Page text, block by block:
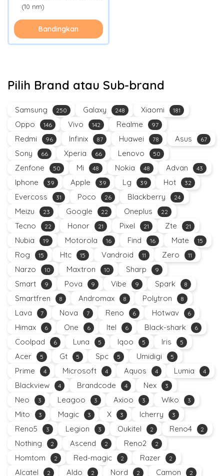
(10 nm)
Bandingkan
Pilih Brand atau Sub-brand
Samsung 250 Galaxy 248 Xiaomi 181
Oppo 146 Vivo 142 Realme 97
Redmi 96 Infinix 87 Huawei 78 Asus 67
Sony 66 Xperia 66 Lenovo 50
Zenfone 50 Mi 48 Nokia 48 Advan 43
Iphone 39 Apple 39 Lg 39 Hot 32
Evercoss 31 Poco 26 Blackberry 24
Meizu 23 Google 22 Oneplus 22
Tecno 22 Honor 21 Pixel 21 Zte 21
Nubia 19 Motorola 16 Find 16 Mate 15
Rog 15 Htc 15 Vandroid 11 Zero 11
Narzo 10 Maxtron 10 Sharp 9
Smart 9 Pova 9 Vibe 9 Spark 8
Smartfren 8 Andromax 8 Polytron 8
Lava 7 Nova 7 Reno 6 Hotwav 6
Himax 6 One 6 Itel 6 Black-shark 6
Coolpad 6 Luna 5 Iqoo 5 Iris 5
Acer 5 Gt 5 Spc 5 Umidigi 5
Prime 4 Microsoft 4 Aquos 4 Lumia 4
Blackview 4 Brandcode 4 Nex 3
Neo 3 Leagoo 3 Axioo 3 Wiko 3
Mito 3 Magic 3 X 3 Icherry 3
Reno5 3 Legion 3 Oukitel 2 Reno4 2
Nothing 2 Ascend 2 Reno2 2
Homtom 2 Red-magic 2 Razer 2
Alcatel 2 Aldo 2 Nord 2 Camon 2